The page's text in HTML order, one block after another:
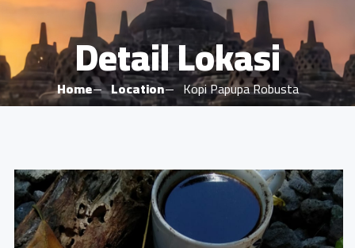
Detail Lokasi
Home Location Kopi Papupa Robusta